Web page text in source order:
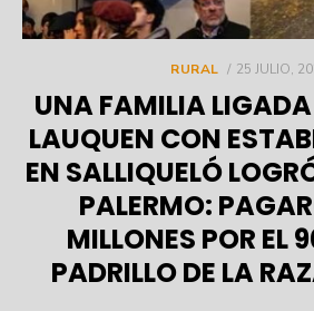
RURAL
POSTED
25 JULIO,
UNA FAMILIA
LAUQUEN CON
EN SALLIQUELÓ
PALERMO:
MILLONES POR EL
PADRILLO DE LA